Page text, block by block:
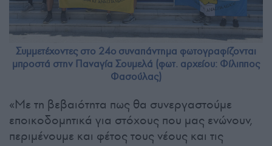
Συμμετέχοντες στο 24o συναπάντημα φωτογραφίζονται
μπροστά στην Παναγία Σουμελά (φωτ. αρχείου: Φίλιππος
Φασούλας)
«Με τη βεβαιότητα πως θα συνεργαστούμε
εποικοδομητικά για στόχους που μας ενώνουν,
περιμένουμε και φέτος τους νέους και τις